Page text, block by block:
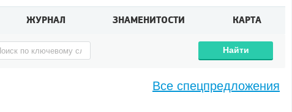
ЖУРНАЛ ЗНАМЕНИТОСТИ КАРТА
Найти
Все спецпредложения